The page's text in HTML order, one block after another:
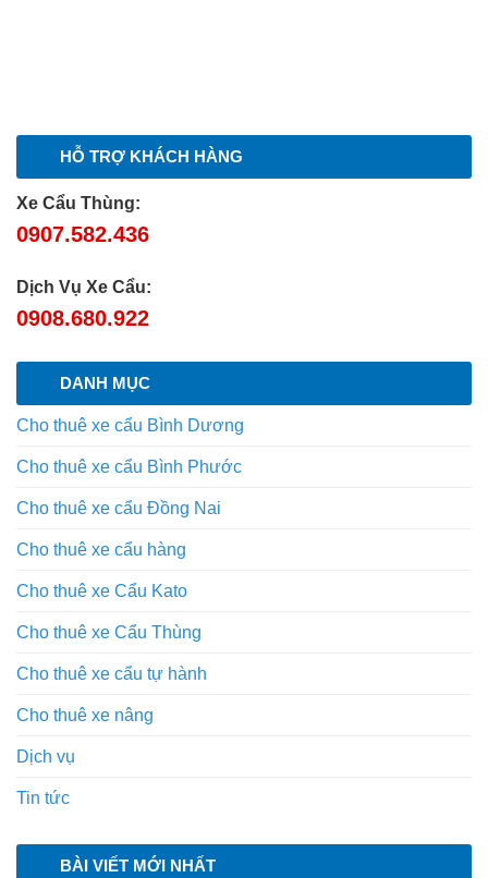
HỖ TRỢ KHÁCH HÀNG
Xe Cẩu Thùng:
0907.582.436
Dịch Vụ Xe Cẩu:
0908.680.922
DANH MỤC
Cho thuê xe cẩu Bình Dương
Cho thuê xe cẩu Bình Phước
Cho thuê xe cẩu Đồng Nai
Cho thuê xe cẩu hàng
Cho thuê xe Cẩu Kato
Cho thuê xe Cẩu Thùng
Cho thuê xe cẩu tự hành
Cho thuê xe nâng
Dịch vụ
Tin tức
BÀI VIẾT MỚI NHẤT